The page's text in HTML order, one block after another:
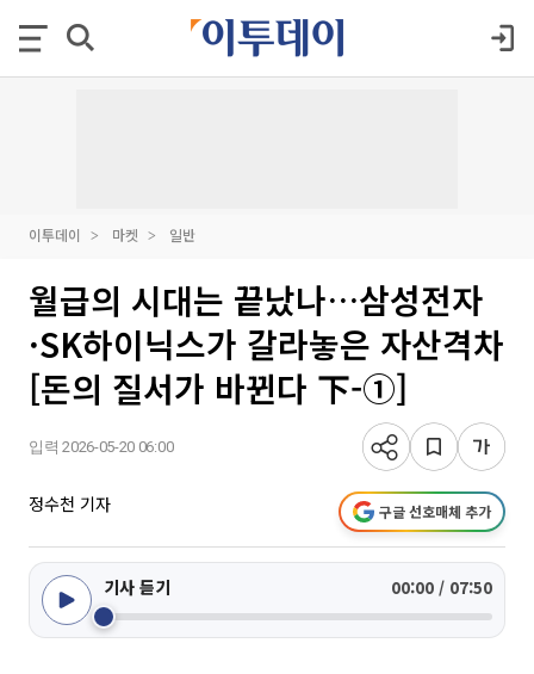
이투데이 마켓 일반
월급의 시대는 끝났나…삼성전자
·SK하이닉스가 갈라놓은 자산격차
[돈의 질서가 바뀐다 下-①]
입력 2026-05-20 06:00
정수천 기자 구글 선호매체 추가
기사 듣기 00:00 / 07:50